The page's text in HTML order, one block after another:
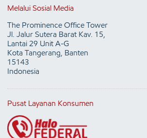
Melalui Sosial Media
The Prominence Office Tower
Jl. Jalur Sutera Barat Kav. 15,
Lantai 29 Unit A-G
Kota Tangerang, Banten
15143
Indonesia
Pusat Layanan Konsumen